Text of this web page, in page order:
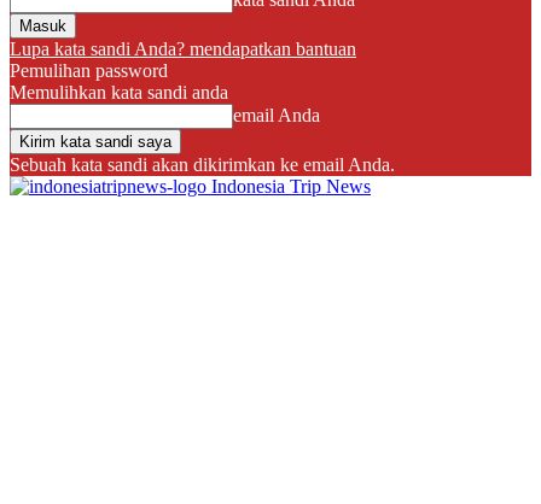
Lupa kata sandi Anda? mendapatkan bantuan
Pemulihan password
Memulihkan kata sandi anda
email Anda
Sebuah kata sandi akan dikirimkan ke email Anda.
Indonesia Trip News